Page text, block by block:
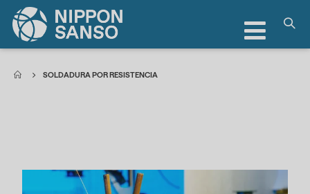
Toggle
Nav
SOLDADURA POR RESISTENCIA